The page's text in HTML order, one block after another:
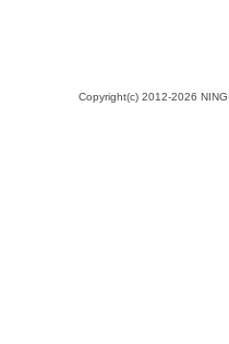
Copyright(c) 2012-2026